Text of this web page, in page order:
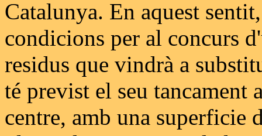
Catalunya. En aquest
condicions per al concurs
residus que vindrà a
té previst el seu tancament
centre, amb una superficie